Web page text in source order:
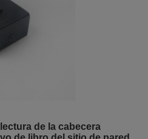
de la cabecera